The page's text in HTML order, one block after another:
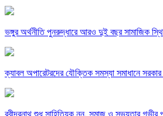
ভঙ্গুর অর্থনীতি পুনরুদ্ধারে আরও দুই বছর সামাজিক
ক্যাবল অপারেটরদের যৌক্তিক সমস্যা সমাধানে সরকার